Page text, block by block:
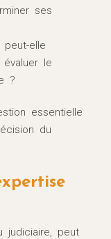
ses
elle
le
?
essentielle
du
judiciaire, peut